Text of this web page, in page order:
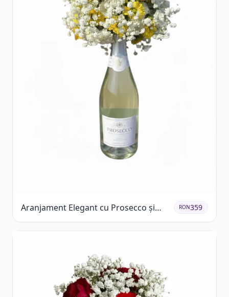
Aranjament Elegant cu Prosecco și
Flori Galbene.
RON359